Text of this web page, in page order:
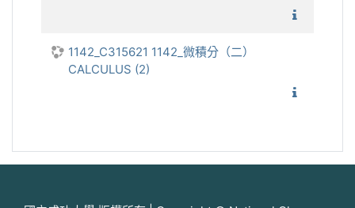
1142_C315621 1142_微積分（二）
CALCULUS (2)